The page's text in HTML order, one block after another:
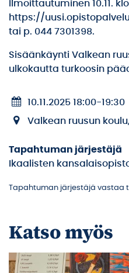
Ilmoittautuminen 10.11.
https://
tai p. 044 7301398.
Sisäänkäynti Valkean
ulkokautta turkoosin
10.11.2025 18:00-19:30
Valkean ruusun
Tapahtuman järjestäjä
Ikaalisten
Tapahtuman järjestäjä vastaa
Katso myös